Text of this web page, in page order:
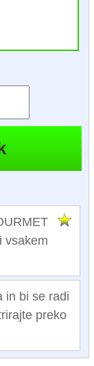
vsakem
in bi se radi
preko